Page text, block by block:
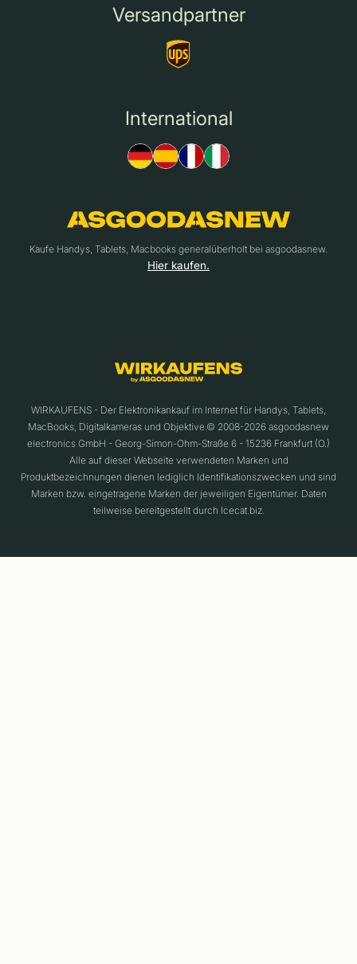
Versandpartner
International
Kaufe Handys, Tablets, Macbooks generalüberholt bei asgoodasnew.
Hier kaufen.
WIRKAUFENS - Der Elektronikankauf im Internet für Handys, Tablets,
MacBooks, Digitalkameras und Objektive.© 2008-2026 asgoodasnew
electronics GmbH - Georg-Simon-Ohm-Straße 6 - 15236 Frankfurt (O.)
Alle auf dieser Webseite verwendeten Marken und
Produktbezeichnungen dienen lediglich Identifikationszwecken und sind
Marken bzw. eingetragene Marken der jeweiligen Eigentümer. Daten
teilweise bereitgestellt durch Icecat.biz.